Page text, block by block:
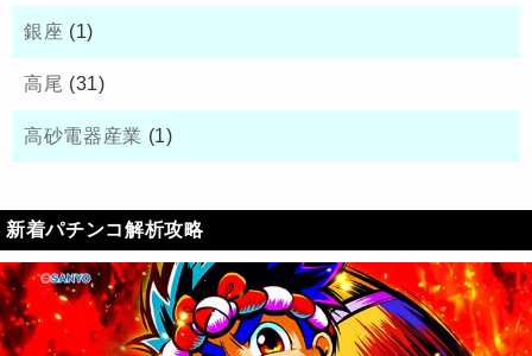
銀座 (1)
高尾 (31)
高砂電器産業 (1)
新着パチンコ解析攻略